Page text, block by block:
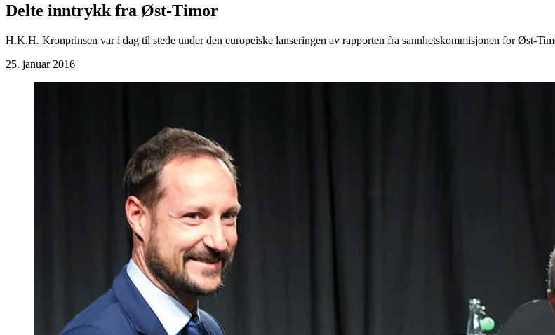
Delte inntrykk fra Øst-Timor
H.K.H. Kronprinsen var i dag til stede under den europeiske lanseringen av rapporten fra sannhetskommisjonen for Øst-
25. januar 2016